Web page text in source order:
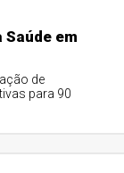
em
de
para 90